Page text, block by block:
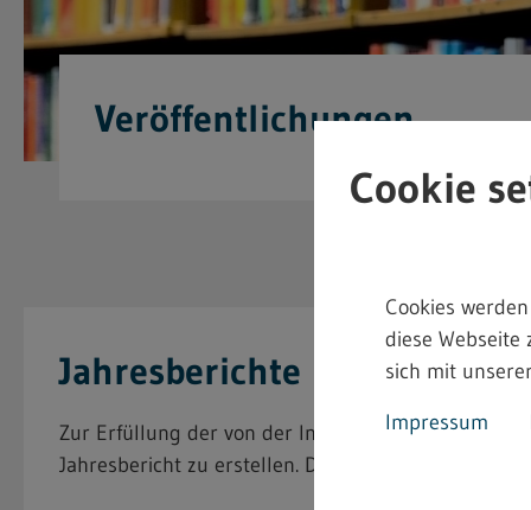
Veröffentlichungen
Jahresberichte
Zur Erfüllung der von der Internationalen
Jahresbericht zu erstellen. Die Berichte der letzten
Cookie
Cookies
diese
sich mit
Impressum